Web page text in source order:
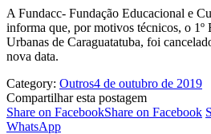
A Fundacc- Fundação Educacional e
informa que, por motivos técnicos, o 1º
Urbanas de Caraguatatuba, foi
nova data.
Category: Outros4 de outubro de 2019
Compartilhar esta postagem
Share on FacebookShare on Facebook
WhatsApp